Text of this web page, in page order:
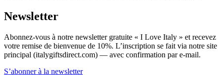
Newsletter
Abonnez-vous à notre newsletter gratuite « I Love Italy » et recevez
votre remise de bienvenue de 10%. L’inscription se fait via notre site
principal (italygiftsdirect.com) — avec confirmation par e-mail.
S’abonner à la newsletter